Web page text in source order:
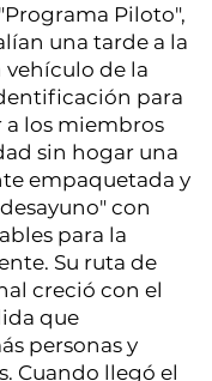
Piloto",
una tarde a la
vehículo de la
para
a los miembros
sin hogar una
empaquetada y
con
para la
Su ruta de
creció con el
que
personas y
Cuando llegó el